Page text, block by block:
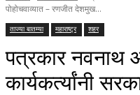
पोहोचवाव्यात – रणजीत देशमुख...
ताज्या बातम्या महाराष्ट्र शहर
पत्रकार नवनाथ
कार्यकर्त्यांनी